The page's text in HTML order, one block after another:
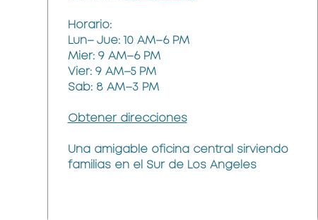
Horario:
Lun– Jue: 10 AM–6 PM
Mier: 9 AM–6 PM
Vier: 9 AM–5 PM
Sab: 8 AM–3 PM
Obtener direcciones
Una amigable oficina central sirviendo
familias en el Sur de Los Angeles